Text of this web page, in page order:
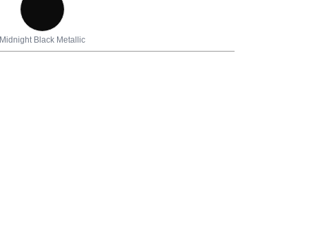
Midnight Black Metallic